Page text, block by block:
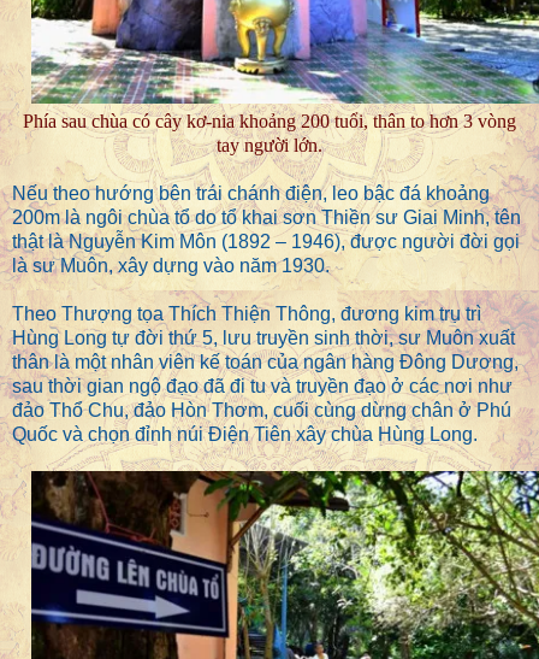
Phía sau chùa có cây kơ-nia khoảng 200 tuổi, thân to hơn 3 vòng
tay người lớn.
Nếu theo hướng bên trái chánh điện, leo bậc đá khoảng
200m là ngôi chùa tổ do tổ khai sơn Thiền sư Giai Minh, tên
thật là Nguyễn Kim Môn (1892 – 1946), được người đời gọi
là sư Muôn, xây dựng vào năm 1930.
Theo Thượng tọa Thích Thiện Thông, đương kim trụ trì
Hùng Long tự đời thứ 5, lưu truyền sinh thời, sư Muôn xuất
thân là một nhân viên kế toán của ngân hàng Đông Dương,
sau thời gian ngộ đạo đã đi tu và truyền đạo ở các nơi như
đảo Thổ Chu, đảo Hòn Thơm, cuối cùng dừng chân ở Phú
Quốc và chọn đỉnh núi Điện Tiên xây chùa Hùng Long.